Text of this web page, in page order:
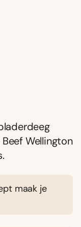
Wellington
maak je